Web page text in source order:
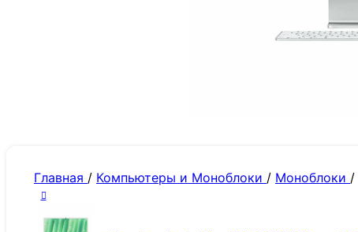
Главная / Компьютеры и Моноблоки / Моноблоки /